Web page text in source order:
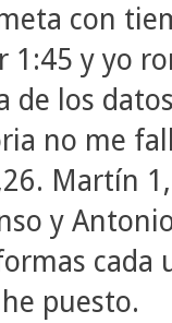
con
1:45 y yo
de los
no me
Martín
y
puesto.